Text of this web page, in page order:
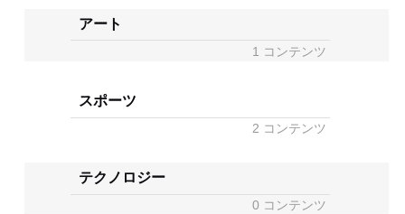
アート
1 コンテンツ
スポーツ
2 コンテンツ
テクノロジー
0 コンテンツ